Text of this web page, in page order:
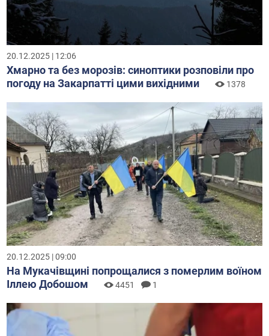
20.12.2025 | 12:06
Хмарно та без морозів: синоптики розповіли про
погоду на Закарпатті цими вихідними
1378
20.12.2025 | 09:00
На Мукачівщині попрощалися з померлим воїном
Іллею Добошом
4451 1